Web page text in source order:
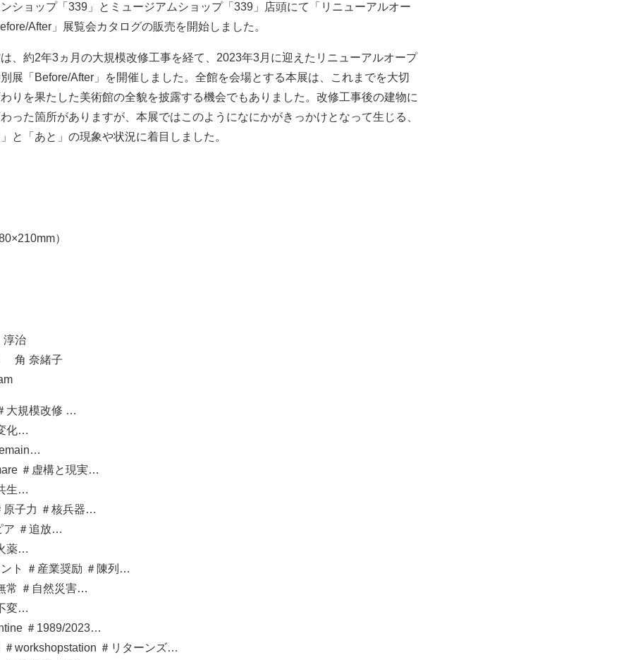
ショップ「339」とミュージアムショップ「339」店頭にて「リニューアルオー
After」展覧会カタログの販売を開始しました。
、約2年3ヵ月の大規模改修工事を経て、2023年3月に迎えたリニューアルオープ
展「Before/After」を開催しました。全館を会場とする本展は、これまでを大切
りを果たした美術館の全貌を披露する機会でもありました。改修工事後の建物に
った箇所がありますが、本展ではこのようになにかがきっかけとなって生じる、
と「あと」の現象や状況に着目しました。
）
治
角 奈緒子
大規模改修 …
化…
＃虚構と現実…
生…
原子力 ＃核兵器…
ア ＃追放…
薬…
ト ＃産業奨励 ＃陳列…
常 ＃自然災害…
変…
＃1989/2023…
＃workshopstation ＃リターンズ…